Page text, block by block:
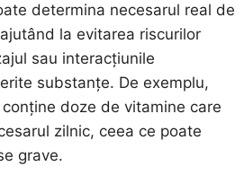
determina necesarul real de
la evitarea riscurilor
sau interacțiunile
substanțe. De exemplu,
doze de vitamine care
zilnic, ceea ce poate
grave.